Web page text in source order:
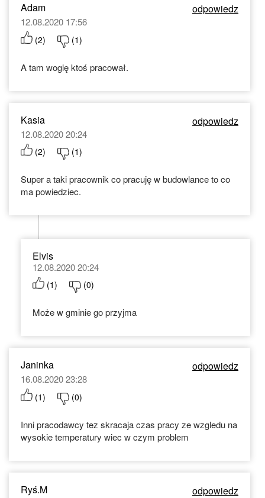
Adam odpowiedz
12.08.2020 17:56
(2) (1)
A tam woglę ktoś pracował.
Kasia odpowiedz
12.08.2020 20:24
(2) (1)
Super a taki pracownik co pracuję w budowlance to co
ma powiedziec.
Elvis
12.08.2020 20:24
(1) (0)
Może w gminie go przyjma
Janinka odpowiedz
16.08.2020 23:28
(1) (0)
Inni pracodawcy tez skracaja czas pracy ze wzgledu na
wysokie temperatury wiec w czym problem
Ryś.M odpowiedz